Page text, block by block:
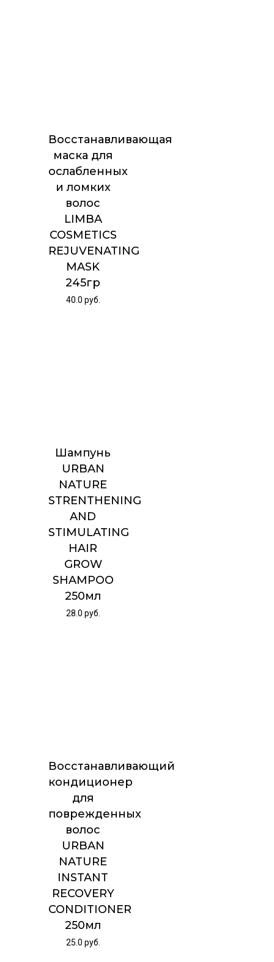
Восстанавливающая
маска для
ослабленных
и ломких
волос
LIMBA
COSMETICS
REJUVENATING
MASK
245гр
40.0 руб.
Шампунь
URBAN
NATURE
STRENTHENING
AND
STIMULATING
HAIR
GROW
SHAMPOO
250мл
28.0 руб.
Восстанавливающий
кондиционер
для
поврежденных
волос
URBAN
NATURE
INSTANT
RECOVERY
CONDITIONER
250мл
25.0 руб.